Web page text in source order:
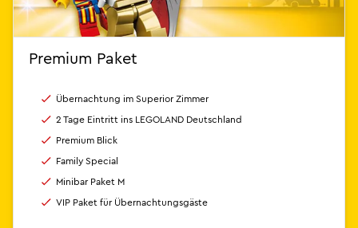
Premium Paket
Übernachtung im Superior Zimmer
2 Tage Eintritt ins LEGOLAND Deutschland
Premium Blick
Family Special
Minibar Paket M
VIP Paket für Übernachtungsgäste